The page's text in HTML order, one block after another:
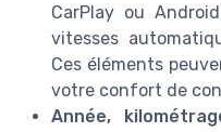
CarPlay ou
vitesses
Ces éléments
votre confort de
Année,